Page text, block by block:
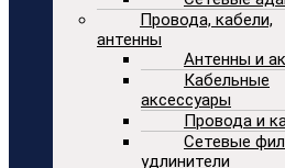
Провода, кабели,
антенны
Антенны и
Кабельные
аксессуары
Провода и
Сетевые
удлинители